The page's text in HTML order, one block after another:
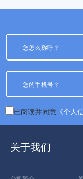
已阅读并同意 《个人
关于我们